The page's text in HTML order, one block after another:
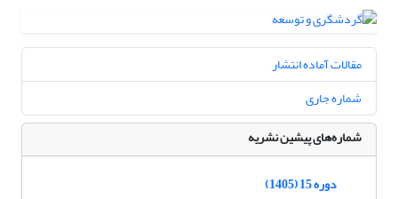
مقالات آماده انتشار
شماره جاری
شماره‌های پیشین نشریه
دوره 15 (1405)